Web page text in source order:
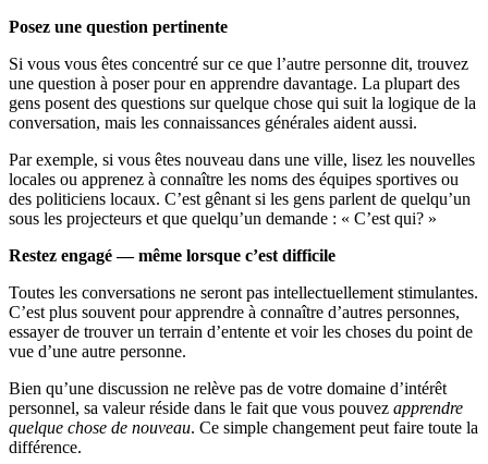
Posez une question pertinente
Si vous vous êtes concentré sur ce que l’autre personne dit, trouvez
une question à poser pour en apprendre davantage. La plupart des
gens posent des questions sur quelque chose qui suit la logique de la
conversation, mais les connaissances générales aident aussi.
Par exemple, si vous êtes nouveau dans une ville, lisez les nouvelles
locales ou apprenez à connaître les noms des équipes sportives ou
des politiciens locaux. C’est gênant si les gens parlent de quelqu’un
sous les projecteurs et que quelqu’un demande : « C’est qui? »
Restez engagé — même lorsque c’est difficile
Toutes les conversations ne seront pas intellectuellement stimulantes.
C’est plus souvent pour apprendre à connaître d’autres personnes,
essayer de trouver un terrain d’entente et voir les choses du point de
vue d’une autre personne.
Bien qu’une discussion ne relève pas de votre domaine d’intérêt
personnel, sa valeur réside dans le fait que vous pouvez apprendre
quelque chose de nouveau. Ce simple changement peut faire toute la
différence.